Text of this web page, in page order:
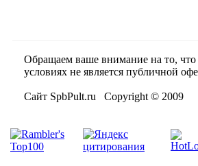
Обращаем ваше внимание на то,
условиях не является публичной
Сайт SpbPult.ru Copyright ©